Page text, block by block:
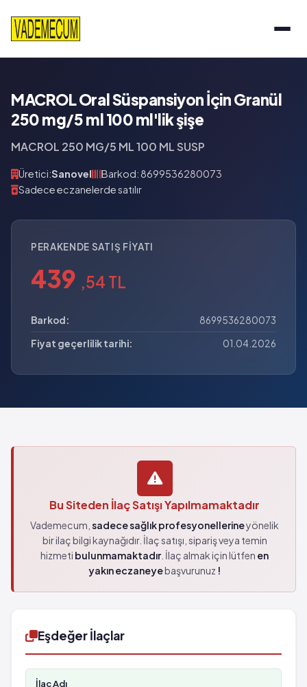
MACROL Oral Süspansiyon İçin Granül
250 mg/5 ml 100 ml'lik şişe
MACROL 250 MG/5 ML 100 ML SUSP
Üretici:Sanovel
Barkod: 8699536280073
Sadece eczanelerde satılır
PERAKENDE SATIŞ FIYATI
439 ,54 TL
Barkod:
8699536280073
Fiyat geçerlilik tarihi:
01.04.2026
Bu Siteden İlaç Satışı Yapılmamaktadır
Vademecum, sadece sağlık profesyonellerineyönelik
bir ilaç bilgi kaynağıdır. İlaç satışı, sipariş veya temin
hizmeti bulunmamaktadır. İlaç almak için lütfen en
yakın eczaneyebaşvurunuz !
Eşdeğer İlaçlar